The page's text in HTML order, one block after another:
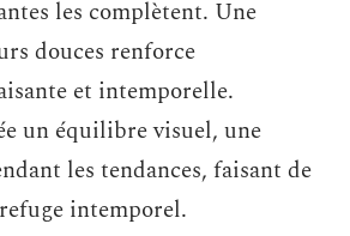
les complètent. Une
douces renforce
et intemporelle.
un équilibre visuel, une
les tendances, faisant de
intemporel.